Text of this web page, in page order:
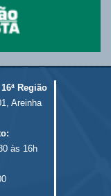
Região
Areinha
às 16h